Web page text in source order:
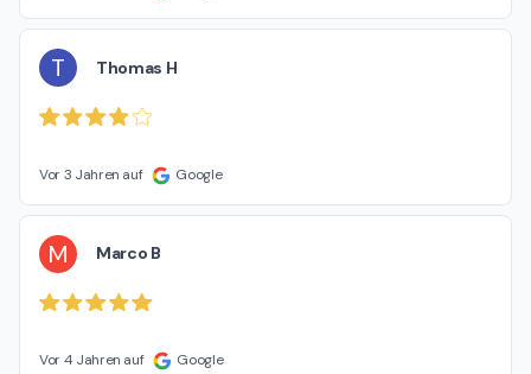
T Thomas H
Vor 3 Jahren auf Google
M Marco B
Vor 4 Jahren auf Google